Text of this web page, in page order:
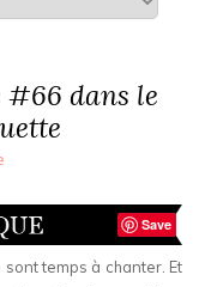
dans le
Save
sont temps à chanter. Et